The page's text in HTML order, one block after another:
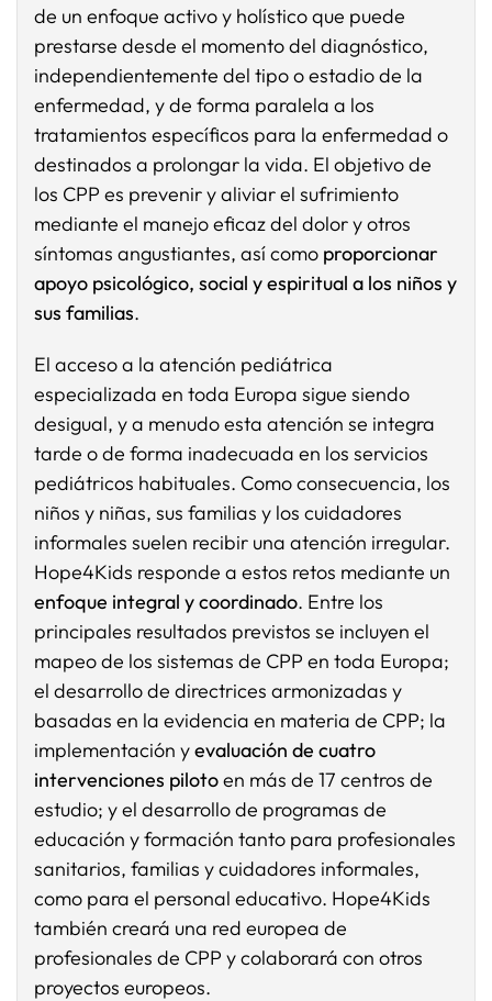
de un enfoque activo y holístico que puede
prestarse desde el momento del diagnóstico,
independientemente del tipo o estadio de la
enfermedad, y de forma paralela a los
tratamientos específicos para la enfermedad o
destinados a prolongar la vida. El objetivo de
los CPP es prevenir y aliviar el sufrimiento
mediante el manejo eficaz del dolor y otros
síntomas angustiantes, así como proporcionar
apoyo psicológico, social y espiritual a los niños y
sus familias.
El acceso a la atención pediátrica
especializada en toda Europa sigue siendo
desigual, y a menudo esta atención se integra
tarde o de forma inadecuada en los servicios
pediátricos habituales. Como consecuencia, los
niños y niñas, sus familias y los cuidadores
informales suelen recibir una atención irregular.
Hope4Kids responde a estos retos mediante un
enfoque integral y coordinado. Entre los
principales resultados previstos se incluyen el
mapeo de los sistemas de CPP en toda Europa;
el desarrollo de directrices armonizadas y
basadas en la evidencia en materia de CPP; la
implementación yevaluación de cuatro
intervenciones pilotoen más de 17 centros de
estudio; y el desarrollo de programas de
educación y formación tanto para profesionales
sanitarios, familias y cuidadores informales,
como para el personal educativo. Hope4Kids
también creará una red europea de
profesionales de CPP y colaborará con otros
proyectos europeos.